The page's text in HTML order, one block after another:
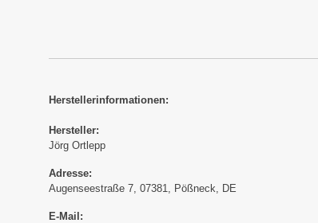
Herstellerinformationen:
Hersteller:
Jörg Ortlepp
Adresse:
Augenseestraße 7, 07381, Pößneck, DE
E-Mail: